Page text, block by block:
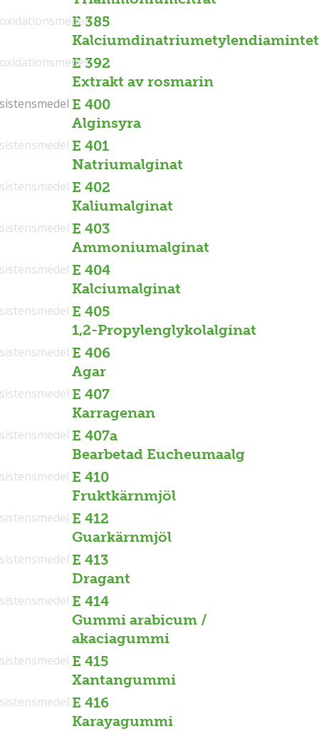
E 385
E 392
Extrakt av rosmarin
E 400
Alginsyra
E 401
Natriumalginat
E 402
Kaliumalginat
E 403
Ammoniumalginat
E 404
Kalciumalginat
E 405
1,2-Propylenglykolalginat
E 406
Agar
E 407
Karragenan
E 407a
Bearbetad Eucheumaalg
E 410
Fruktkärnmjöl
E 412
Guarkärnmjöl
E 413
Dragant
E 414
Gummi arabicum /
akaciagummi
E 415
Xantangummi
E 416
Karayagummi